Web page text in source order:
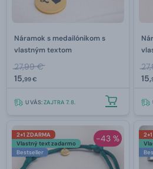
Náramok s medailónikom s
vlastným textom
27,99 €
15,99 €
U VÁS:ZAJTRA 7. 8.
15,
-43 %
2+1 ZDARMA
Vlastný text zadarmo
Bestseller